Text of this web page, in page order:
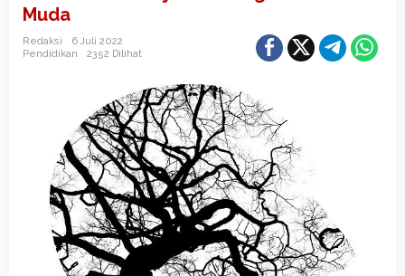
Muda
Redaksi
6 Juli 2022
Pendidikan
2352 Dilihat